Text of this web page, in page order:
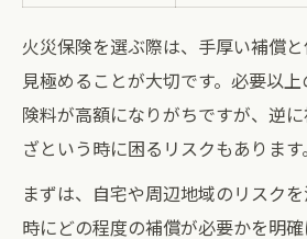
火災保険を選ぶ際は、手厚い補償
見極めることが大切です。必要以
険料が高額になりがちですが、逆
ざという時に困るリスクもあります。
まずは、自宅や周辺地域のリスク
時にどの程度の補償が必要かを明